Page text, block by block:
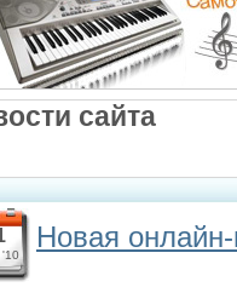
сайта
'10
Новая